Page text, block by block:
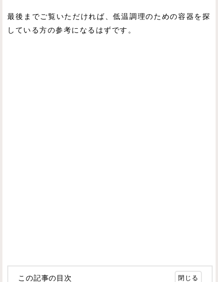
最後までご覧いただければ、低温調理のための容器を探
している方の参考になるはずです。
この記事の目次